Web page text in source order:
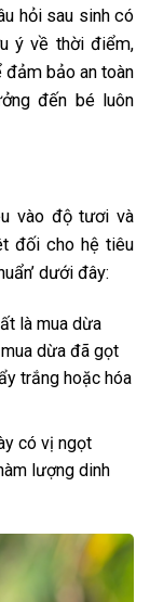
hỏi sau sinh có
ý về thời điểm,
đảm bảo an toàn
đến bé luôn
vào độ tươi và
đối cho hệ tiêu
dưới đây:
là mua dừa
dừa đã gọt
trắng hoặc hóa
có vị ngọt
lượng dinh